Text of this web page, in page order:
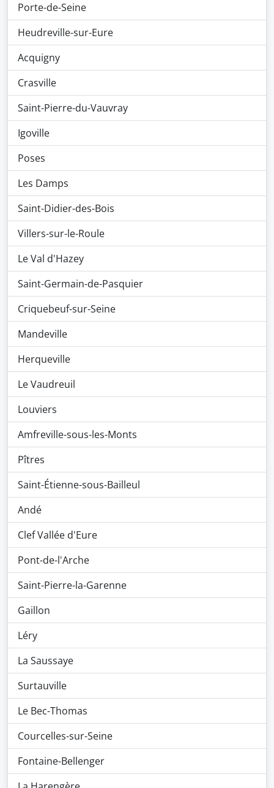
Porte-de-Seine
Heudreville-sur-Eure
Acquigny
Crasville
Saint-Pierre-du-Vauvray
Igoville
Poses
Les Damps
Saint-Didier-des-Bois
Villers-sur-le-Roule
Le Val d'Hazey
Saint-Germain-de-Pasquier
Criquebeuf-sur-Seine
Mandeville
Herqueville
Le Vaudreuil
Louviers
Amfreville-sous-les-Monts
Pîtres
Saint-Étienne-sous-Bailleul
Andé
Clef Vallée d'Eure
Pont-de-l'Arche
Saint-Pierre-la-Garenne
Gaillon
Léry
La Saussaye
Surtauville
Le Bec-Thomas
Courcelles-sur-Seine
Fontaine-Bellenger